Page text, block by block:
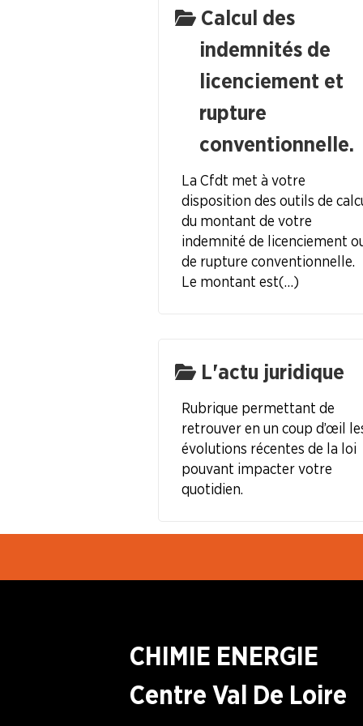
L'actu juridique
Faire Vivre le Collectif
Les Risques Industriels Majeurs
Formation Syndicale
OUTILS
AGENDA
Pourquoi
Calcul des
indemnités de
licenciement et
rupture
conventionnelle.
La Cfdt met à votre
disposition des outils de
du montant de votre
indemnité de licenciement
de rupture conventionnelle.
Le montant est (…)
L'actu juridique
Rubrique permettant de
retrouver en un coup d’œil
évolutions récentes de la loi
pouvant impacter votre
quotidien.
CHIMIE ENERGIE
Centre Val De Loire